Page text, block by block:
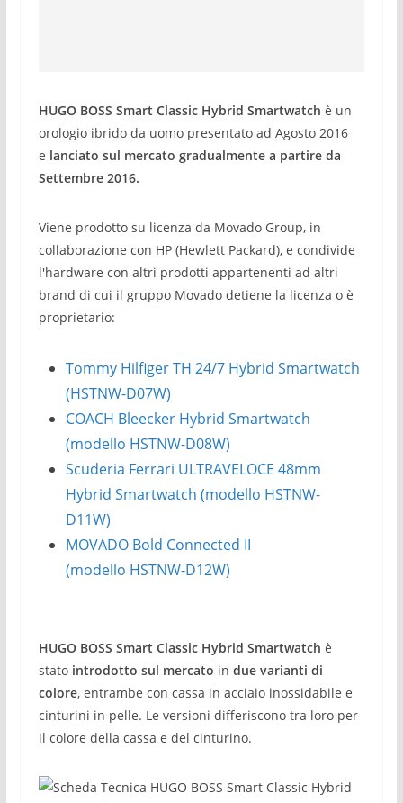
HUGO BOSS Smart Classic Hybrid Smartwatch è un
orologio ibrido da uomo presentato ad Agosto 2016
e lanciato sul mercato gradualmente a partire da
Settembre 2016.
Viene prodotto su licenza da Movado Group, in
collaborazione con HP (Hewlett Packard), e condivide
l'hardware con altri prodotti appartenenti ad altri
brand di cui il gruppo Movado detiene la licenza o è
proprietario:
Tommy Hilfiger TH 24/7 Hybrid Smartwatch
(HSTNW-D07W)
COACH Bleecker Hybrid Smartwatch
(modello HSTNW-D08W)
Scuderia Ferrari ULTRAVELOCE 48mm
Hybrid Smartwatch (modello HSTNW-
D11W)
MOVADO Bold Connected II
(modello HSTNW-D12W)
HUGO BOSS Smart Classic Hybrid Smartwatch è
stato introdotto sul mercato in due varianti di
colore, entrambe con cassa in acciaio inossidabile e
cinturini in pelle. Le versioni differiscono tra loro per
il colore della cassa e del cinturino.